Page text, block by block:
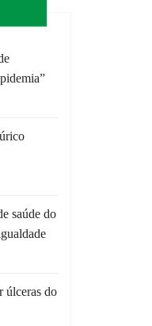
saúde do
úlceras do